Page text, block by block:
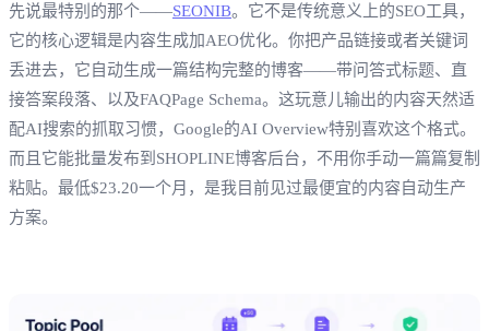
先说最特别的那个——SEONIB。它不是传统意义上的SEO工具，
它的核心逻辑是内容生成加AEO优化。你把产品链接或者关键词
丢进去，它自动生成一篇结构完整的博客——带问答式标题、直
接答案段落、以及FAQPage Schema。这玩意儿输出的内容天然适
配AI搜索的抓取习惯，Google的AI Overview特别喜欢这个格式。
而且它能批量发布到SHOPLINE博客后台，不用你手动一篇篇复制
粘贴。最低$23.20一个月，是我目前见过最便宜的内容自动生产
方案。